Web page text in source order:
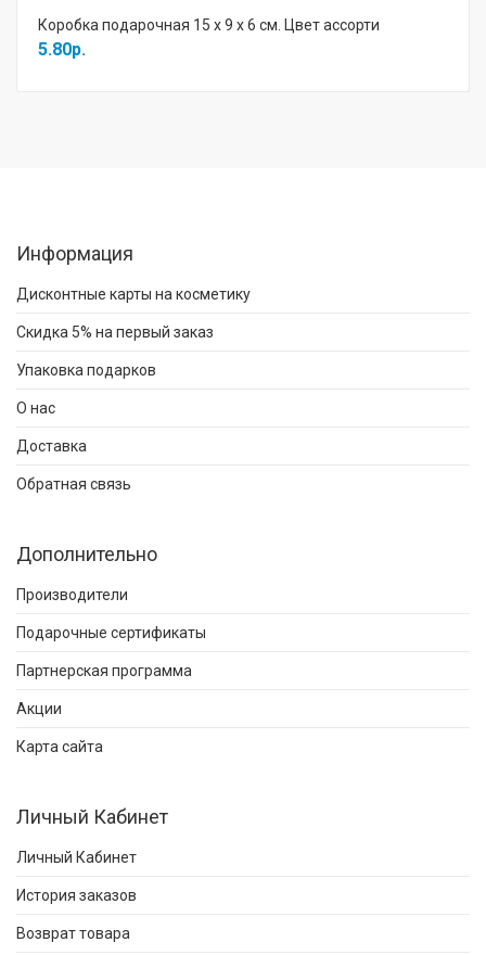
Коробка подарочная 15 х 9 х 6 см. Цвет ассорти
5.80р.
Информация
Дисконтные карты на косметику
Скидка 5% на первый заказ
Упаковка подарков
О нас
Доставка
Обратная связь
Дополнительно
Производители
Подарочные сертификаты
Партнерская программа
Акции
Карта сайта
Личный Кабинет
Личный Кабинет
История заказов
Возврат товара